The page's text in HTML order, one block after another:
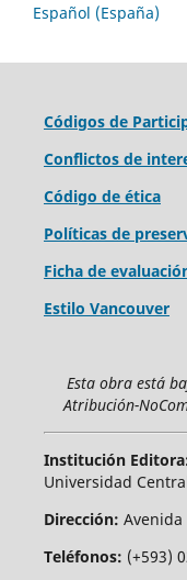
Español (España)
Códigos de
Conflictos de
Código de ética
Políticas de
Ficha de
Estilo Vancouver
Esta obra está
Atribución-
Institución
Universidad
Dirección:
Teléfonos: (+593)